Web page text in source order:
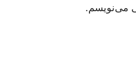
می‌نویسم.